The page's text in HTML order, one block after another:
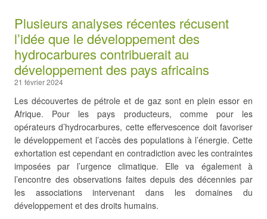
Plusieurs analyses récentes récusent
l’idée que le développement des
hydrocarbures contribuerait au
développement des pays africains
21 février 2024
Les découvertes de pétrole et de gaz sont en plein essor en
Afrique. Pour les pays producteurs, comme pour les
opérateurs d’hydrocarbures, cette effervescence doit favoriser
le développement et l’accès des populations à l’énergie. Cette
exhortation est cependant en contradiction avec les contraintes
imposées par l’urgence climatique. Elle va également à
l’encontre des observations faites depuis des décennies par
les associations intervenant dans les domaines du
développement et des droits humains.